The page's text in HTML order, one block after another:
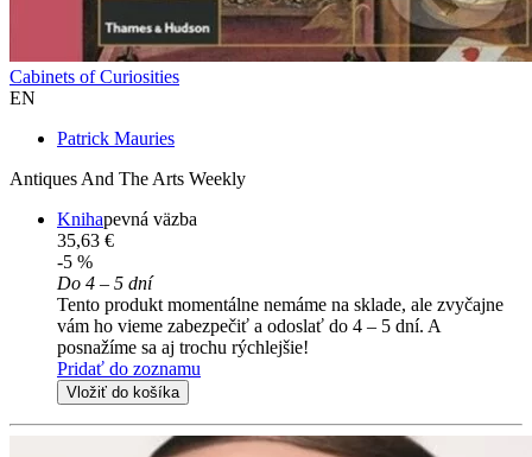
Cabinets of Curiosities
EN
Patrick Mauries
Antiques And The Arts Weekly
Knihapevná väzba
35,63 €
-5 %
Do 4 – 5 dní
Tento produkt momentálne nemáme na sklade, ale zvyčajne
vám ho vieme zabezpečiť a odoslať do 4 – 5 dní. A
posnažíme sa aj trochu rýchlejšie!
Pridať do zoznamu
Vložiť do košíka